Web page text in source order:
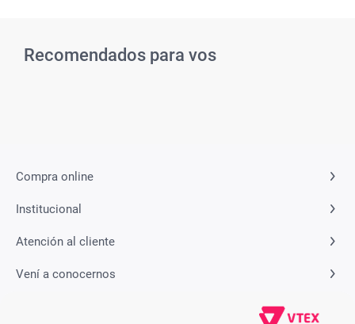
Recomendados para vos
Compra online
Institucional
Atención al cliente
Vení a conocernos